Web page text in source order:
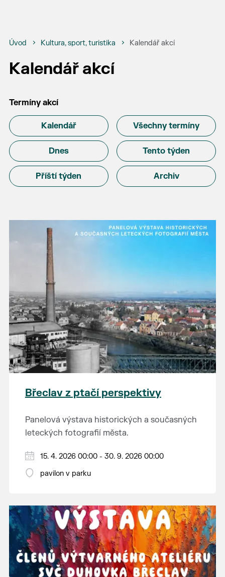
Úvod Kultura, sport, turistika Kalendář akcí
Kalendář akcí
Termíny akcí
Kalendář Všechny termíny
Dnes Tento týden
Příští týden Archiv
Břeclav z ptačí perspektivy
Panelová výstava historických a současných
leteckých fotografií města.
15. 4. 2026 00:00 - 30. 9. 2026 00:00
pavilon v parku